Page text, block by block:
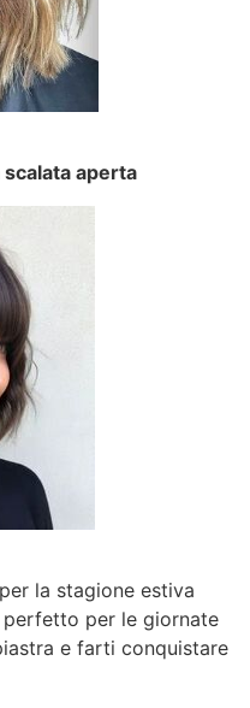
aperta
la stagione estiva
per le giornate
e farti conquistare